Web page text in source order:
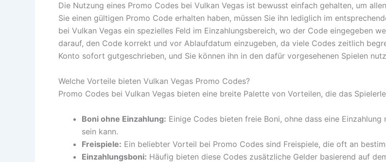
Die Nutzung eines Promo Codes bei Vulkan Vegas ist bewusst einfach gehalten, um
Sie einen gültigen Promo Code erhalten haben, müssen Sie ihn lediglich im
bei Vulkan Vegas ein spezielles Feld im Einzahlungsbereich, wo der Code eingegeben
darauf, den Code korrekt und vor Ablaufdatum einzugeben, da viele Codes zeitlich
Konto sofort gutgeschrieben, und Sie können ihn in den dafür vorgesehenen Spielen
Welche Vorteile bieten Vulkan Vegas Promo Codes?
Promo Codes bei Vulkan Vegas bieten eine breite Palette von Vorteilen, die das
Boni ohne Einzahlung: Einige Codes bieten freie Boni, ohne dass eine
sein kann.
Freispiele: Ein beliebter Vorteil bei Promo Codes sind Freispiele, die oft an
Einzahlungsboni: Häufig bieten diese Codes zusätzliche Gelder basierend auf